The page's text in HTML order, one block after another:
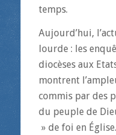
temps.
Aujourd’hui,
lourde : les
diocèses aux
montrent
commis par des
du peuple de
» de foi en